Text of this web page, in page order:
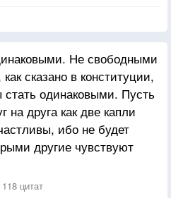
Не свободными
сказано в конституции,
одинаковыми. Пусть
на друга как две капли
ибо не будет
другие чувствуют
цитат